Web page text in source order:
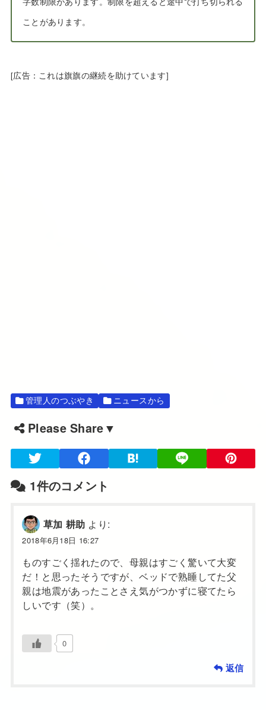
ことがあります。
[広告：これは旗旗の継続を助けています]
管理人のつぶやき ニュースから
Please Share▼
1件のコメント
草加 耕助 より:
2018年6月18日 16:27
ものすごく揺れたので、母親はすごく驚いて大変
だ！と思ったそうですが、ベッドで熟睡してた父
親は地震があったことさえ気がつかずに寝てたら
しいです（笑）。
0
返信